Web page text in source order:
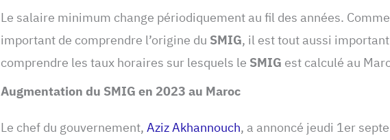
Le salaire minimum change périodiquement au fil des années.
important de comprendre l’origine du SMIG, il est tout aussi
comprendre les taux horaires sur lesquels le SMIG est calculé au
Augmentation du SMIG en 2023 au Maroc
Le chef du gouvernement,Aziz Akhannouch, a annoncé jeudi 1er